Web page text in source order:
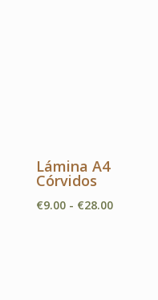
Lámina A4
Córvidos
€9.00 - €28.00Rango